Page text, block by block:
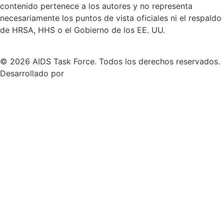
contenido pertenece a los autores y no representa
necesariamente los puntos de vista oficiales ni el respaldo
de HRSA, HHS o el Gobierno de los EE. UU.
© 2026 AIDS Task Force. Todos los derechos reservados.
Desarrollado por